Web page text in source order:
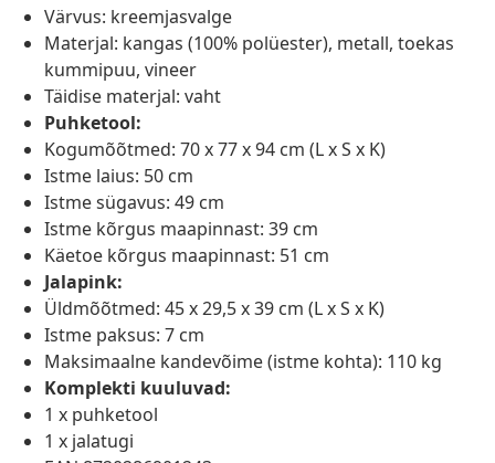
Värvus: kreemjasvalge
Materjal: kangas (100% polüester), metall, toekas
kummipuu, vineer
Täidise materjal: vaht
Puhketool:
Kogumõõtmed: 70 x 77 x 94 cm (L x S x K)
Istme laius: 50 cm
Istme sügavus: 49 cm
Istme kõrgus maapinnast: 39 cm
Käetoe kõrgus maapinnast: 51 cm
Jalapink:
Üldmõõtmed: 45 x 29,5 x 39 cm (L x S x K)
Istme paksus: 7 cm
Maksimaalne kandevõime (istme kohta): 110 kg
Komplekti kuuluvad:
1 x puhketool
1 x jalatugi